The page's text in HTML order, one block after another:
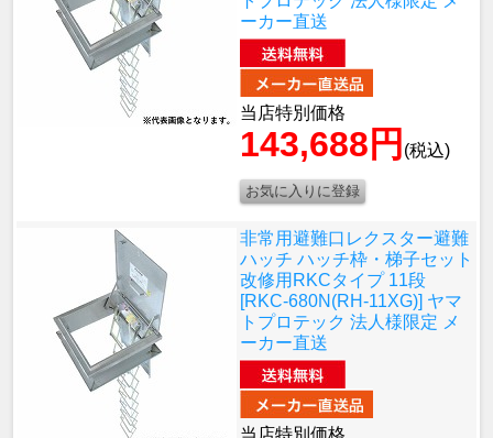
ーカー直送
当店特別価格
143,688円 (税込)
非常用避難口レクスター避難
ハッチ ハッチ枠・梯子セット
改修用RKCタイプ 11段
[RKC-680N(RH-11XG)] ヤマ
トプロテック 法人様限定 メ
ーカー直送
当店特別価格